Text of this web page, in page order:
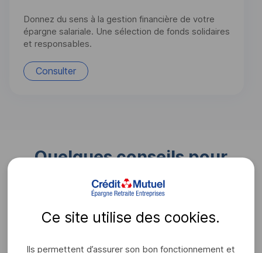
Donnez du sens à la gestion financière de votre
épargne salariale. Une sélection de fonds solidaires
et responsables.
Consulter
Quelques conseils pour
construire votre offre
financière
Ce site utilise des cookies.
Ils permettent d’assurer son bon fonctionnement et